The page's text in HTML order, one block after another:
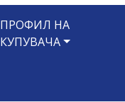
ПРОФИЛ НА
КУПУВАЧА